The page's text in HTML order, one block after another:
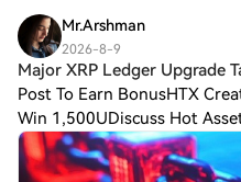
TP3: 0.0Mr.Arshman
2026-8-9
Major XRP Ledger Upgrade
Post To Earn BonusHTX
Win 1,500UDiscuss Hot
has released version 3.3.0,
becoming infrastructure for